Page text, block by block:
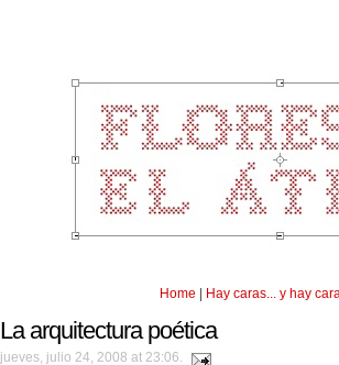
Home | Hay caras... y hay
La arquitectura poética
jueves, julio 24, 2008 at 23:06.